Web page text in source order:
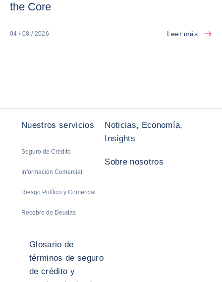
the Core
04 / 08 / 2026 Leer más
Nuestros servicios
Seguro de Crédito
Información Comercial
Riesgo Político y Comercial
Recobro de Deudas
Noticias, Economía,
Insights
Sobre nosotros
Glosario de
términos de seguro
de crédito y